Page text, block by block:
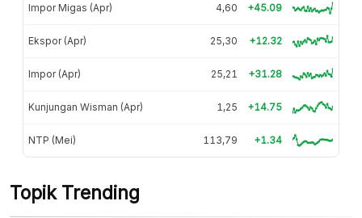
Impor Migas (Apr) 4,60 +45.09
Ekspor (Apr) 25,30 +12.32
Impor (Apr) 25,21 +31.28
Kunjungan Wisman (Apr) 1,25 +14.75
NTP (Mei) 113,79 +1.34
Topik Trending